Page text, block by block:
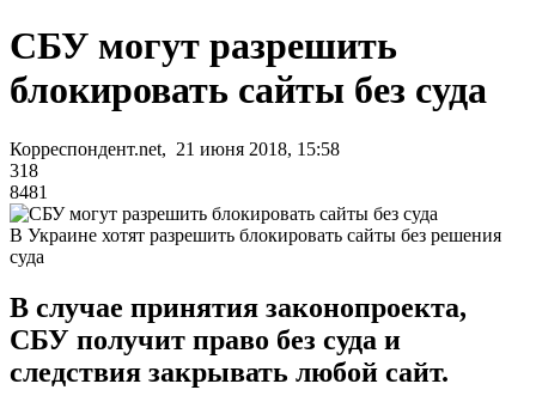
СБУ могут разрешить
блокировать сайты без суда
Корреспондент.net, 21 июня 2018, 15:58
318
8481
В Украине хотят разрешить блокировать сайты без решения
суда
В случае принятия законопроекта,
СБУ получит право без суда и
следствия закрывать любой сайт.